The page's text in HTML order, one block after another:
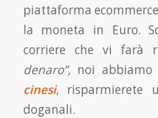
piattaforma
la moneta in Euro.
corriere che vi farà
denaro”,noi abbiamo
cinesi, risparmierete
doganali.